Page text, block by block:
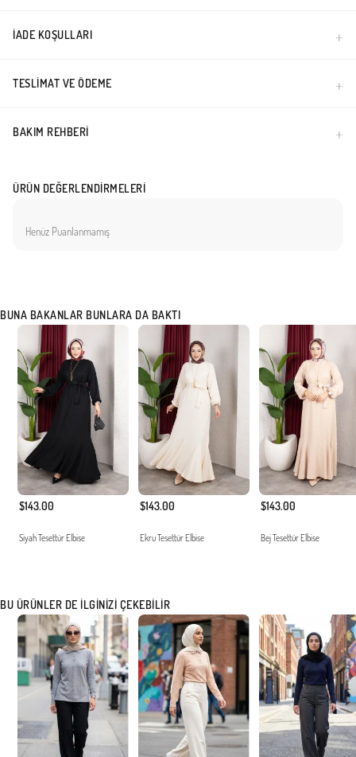
kurtarıcı bir parça olmasını sağlar. Jean pantolonlar veya chino pantolonlarla
mükemmel uyum yakalayan bu model, dolabınızın en temel ve zamansız parçası
Türkiye'de üretilmiştir.
İADE KOŞULLARI
TESLIMAT VE ÖDEME
BAKIM REHBERI
ÜRÜN DEĞERLENDIRMELERI
Henüz Puanlanmamış
BUNA BAKANLAR BUNLARA DA BAKTI
$143.00
Siyah Tesettür Elbise
$143.00
Ekru Tesettür Elbise
$143.00
Bej Tesettür Elbise
BU ÜRÜNLER DE İLGINIZI ÇEKEBILIR